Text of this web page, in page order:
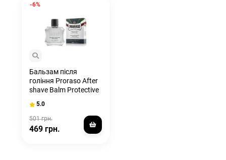
-6%
Бальзам після
гоління Proraso After
shave Balm Protective
5.0
501 грн.
469 грн.